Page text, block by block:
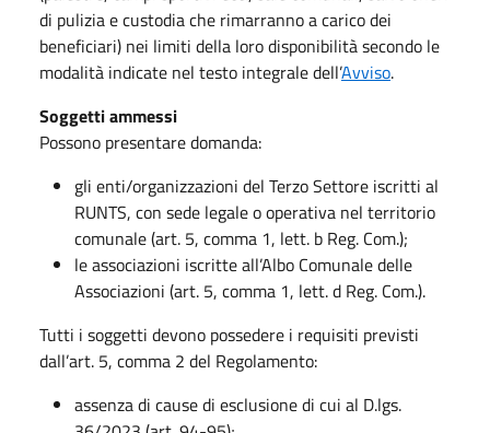
di pulizia e custodia che rimarranno a carico dei
beneficiari) nei limiti della loro disponibilità secondo le
modalità indicate nel testo integrale dell’Avviso.
Soggetti ammessi
Possono presentare domanda:
gli enti/organizzazioni del Terzo Settore iscritti al
RUNTS, con sede legale o operativa nel territorio
comunale (art. 5, comma 1, lett. b Reg. Com.);
le associazioni iscritte all’Albo Comunale delle
Associazioni (art. 5, comma 1, lett. d Reg. Com.).
Tutti i soggetti devono possedere i requisiti previsti
dall’art. 5, comma 2 del Regolamento:
assenza di cause di esclusione di cui al D.lgs.